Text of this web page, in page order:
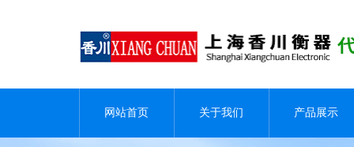
网站首页 关于我们 产品展示